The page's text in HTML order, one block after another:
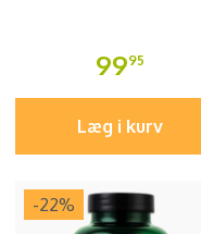
9995
Læg i kurv
-22%